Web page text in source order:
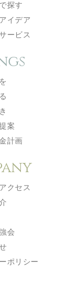
探す
イデア
ービス
案
計画
クセス
会
ポリシー